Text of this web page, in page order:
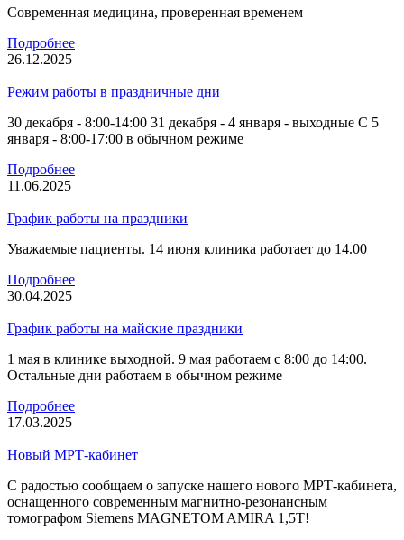
Современная медицина, проверенная временем
Подробнее
26.12.2025
Режим работы в праздничные дни
30 декабря - 8:00-14:00 31 декабря - 4 января - выходные С 5
января - 8:00-17:00 в обычном режиме
Подробнее
11.06.2025
График работы на праздники
Уважаемые пациенты. 14 июня клиника работает до 14.00
Подробнее
30.04.2025
График работы на майские праздники
1 мая в клинике выходной. 9 мая работаем с 8:00 до 14:00.
Остальные дни работаем в обычном режиме
Подробнее
17.03.2025
Новый МРТ-кабинет
С радостью сообщаем о запуске нашего нового МРТ-кабинета,
оснащенного современным магнитно-резонансным
томографом Siemens MAGNETOM AMIRA 1,5T!